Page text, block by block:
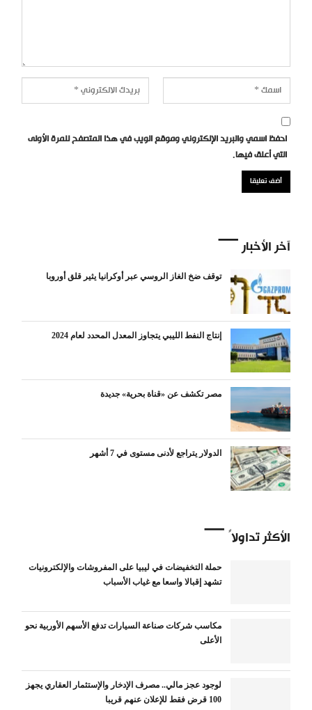
احفظ اسمي والبريد الإلكتروني وموقع الويب في هذا المتصفح للمرة الأولى
التي أعلق فيها.
آخر الأخبار
توقف ضخ الغاز الروسي عبر أوكرانيا يثير قلق أوروبا
إنتاج النفط الليبي يتجاوز المعدل المحدد لعام 2024
مصر تكشف عن «قناة بحرية» جديدة
الدولار يتراجع لأدنى مستوى في 7 أشهر
الأكثر تداولاً
حملة التخفيضات في ليبيا على المفروشات والإلكترونيات
تشهد إقبالا واسعا مع غياب الأسباب
مكاسب شركات صناعة السيارات تدفع الأسهم الأوربية نحو
الأعلى
لوجود عجز مالي.. مصرف الإدخار والإستثمار العقاري يجهز
100 قرض فقط للإعلان عنهم قريبا